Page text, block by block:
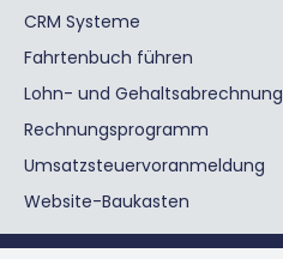
CRM Systeme
Fahrtenbuch führen
Lohn- und Gehaltsabrechnung
Rechnungsprogramm
Umsatzsteuervoranmeldung
Website-Baukasten